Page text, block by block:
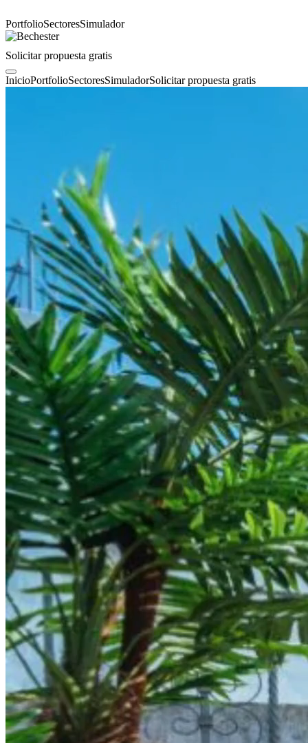
PortfolioSectoresSimulador
Solicitar propuesta gratis
InicioPortfolioSectoresSimuladorSolicitar propuesta gratis